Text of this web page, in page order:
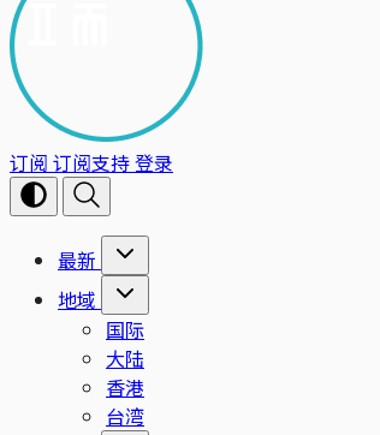
订阅 订阅支持登录
最新
地域
国际
大陆
香港
台湾